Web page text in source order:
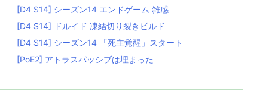
[D4 S14] シーズン14 エンドゲーム 雑感
[D4 S14] ドルイド 凍結切り裂きビルド
[D4 S14] シーズン14 「死主覚醒」スタート
[PoE2] アトラスパッシブは埋まった